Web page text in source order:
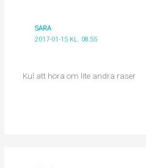
SARA
2017-01-15 KL. 08:55
Kul att höra om lite andra raser